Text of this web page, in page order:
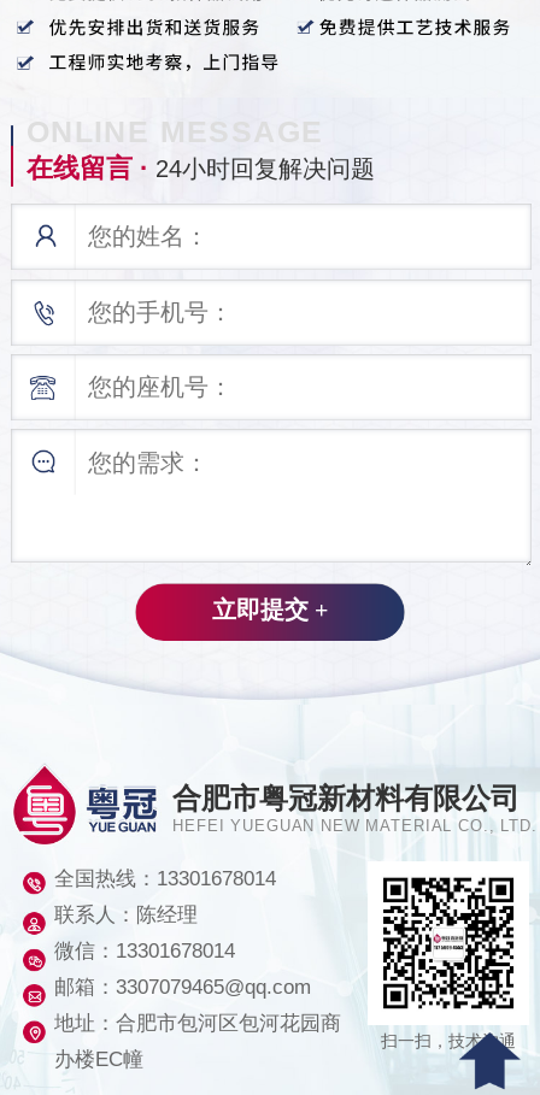
ONLINE MESSAGE
在线留言 · 24小时回复解决问题
合肥市粤冠新材料有限公司
HEFEI YUEGUAN NEW MATERIAL CO., LTD.
全国热线： 13301678014
联系人：陈经理
微信：13301678014
邮箱：3307079465@qq.com
地址：合肥市包河区包河花园商
办楼EC幢
扫一扫，技术沟通